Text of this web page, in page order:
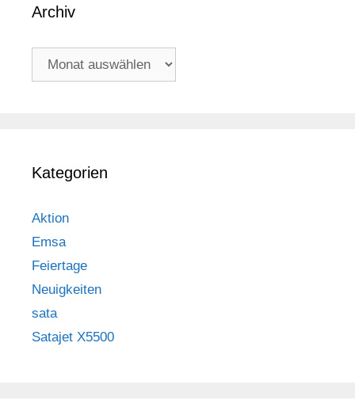
Archiv
Archiv
Kategorien
Aktion
Emsa
Feiertage
Neuigkeiten
sata
Satajet X5500